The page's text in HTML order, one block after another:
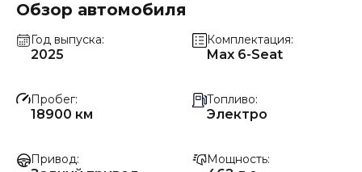
Обзор автомобиля
Год выпуска
2025
Комплектация
Max 6-Seat
Пробег
18900 км
Топливо
Электро
Привод Мощность